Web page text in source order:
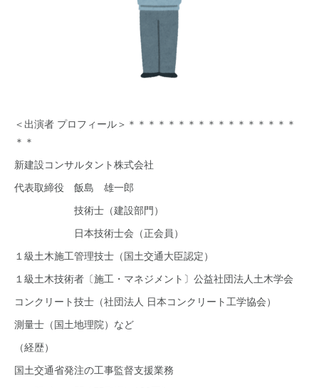
＜出演者 プロフィール＞＊＊＊＊＊＊＊＊＊＊＊＊＊＊＊＊＊
＊＊
新建設コンサルタント株式会社
代表取締役 飯島 雄一郎
技術士（建設部門）
日本技術士会（正会員）
１級土木施工管理技士（国土交通大臣認定）
１級土木技術者〔施工・マネジメント〕公益社団法人土木学会
コンクリート技士（社団法人 日本コンクリート工学協会）
測量士（国土地理院）など
（経歴）
国土交通省発注の工事監督支援業務